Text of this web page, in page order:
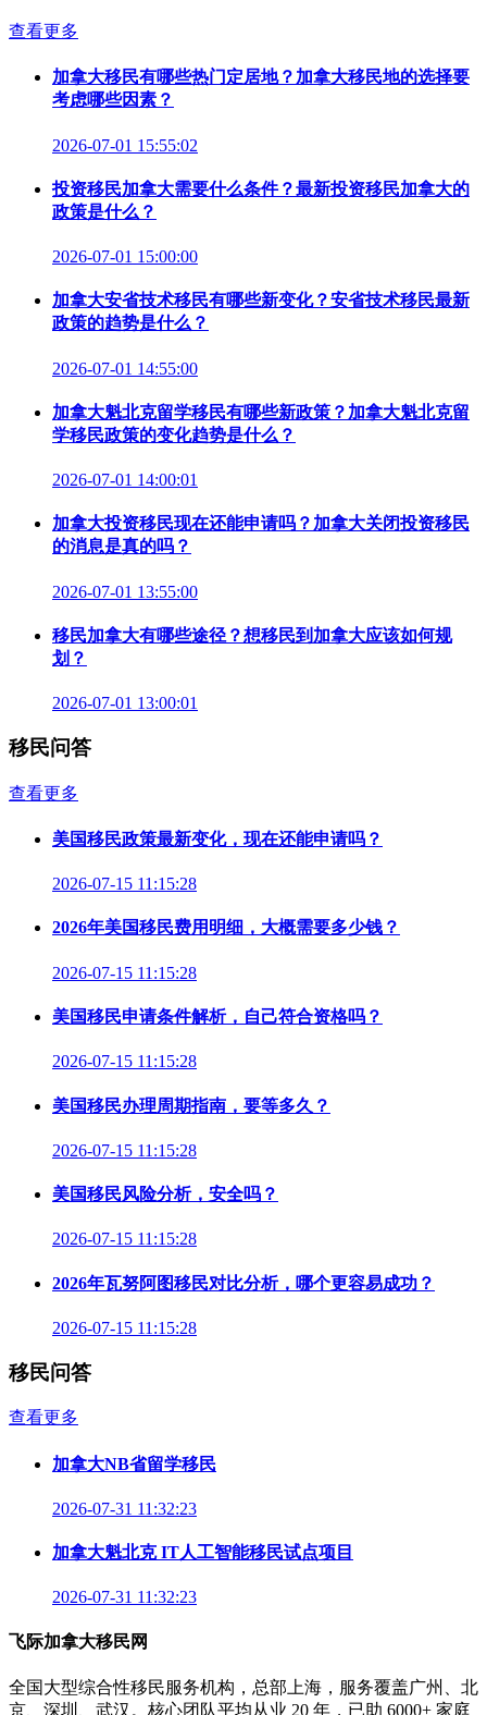
查看更多
加拿大移民有哪些热门定居地？加拿大移民地的选择要
考虑哪些因素？
2026-07-01 15:55:02
投资移民加拿大需要什么条件？最新投资移民加拿大的
政策是什么？
2026-07-01 15:00:00
加拿大安省技术移民有哪些新变化？安省技术移民最新
政策的趋势是什么？
2026-07-01 14:55:00
加拿大魁北克留学移民有哪些新政策？加拿大魁北克留
学移民政策的变化趋势是什么？
2026-07-01 14:00:01
加拿大投资移民现在还能申请吗？加拿大关闭投资移民
的消息是真的吗？
2026-07-01 13:55:00
移民加拿大有哪些途径？想移民到加拿大应该如何规
划？
2026-07-01 13:00:01
移民问答
查看更多
美国移民政策最新变化，现在还能申请吗？
2026-07-15 11:15:28
2026年美国移民费用明细，大概需要多少钱？
2026-07-15 11:15:28
美国移民申请条件解析，自己符合资格吗？
2026-07-15 11:15:28
美国移民办理周期指南，要等多久？
2026-07-15 11:15:28
美国移民风险分析，安全吗？
2026-07-15 11:15:28
2026年瓦努阿图移民对比分析，哪个更容易成功？
2026-07-15 11:15:28
移民问答
查看更多
加拿大NB省留学移民
2026-07-31 11:32:23
加拿大魁北克 IT人工智能移民试点项目
2026-07-31 11:32:23
飞际加拿大移民网
全国大型综合性移民服务机构，总部上海，服务覆盖广州、北
京、深圳、武汉。核心团队平均从业 20 年，已助 6000+ 家庭